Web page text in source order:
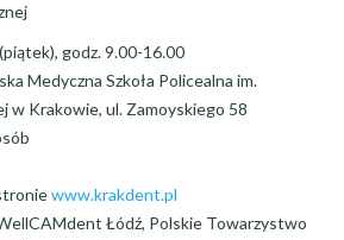
godz. 9.00-16.00
Medyczna Szkoła Policealna im.
w Krakowie, ul. Zamoyskiego 58
www.krakdent.pl
Łódź, Polskie Towarzystwo